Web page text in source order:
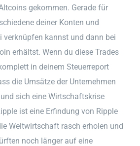
gekommen. Gerade für
deiner Konten und
verknüpfen kannst und dann bei
erhältst. Wenn du diese Trades
in deinem Steuerreport
die Umsätze der Unternehmen
sich eine Wirtschaftskrise
ist eine Erfindung von Ripple
Weltwirtschaft rasch erholen und
noch länger auf eine